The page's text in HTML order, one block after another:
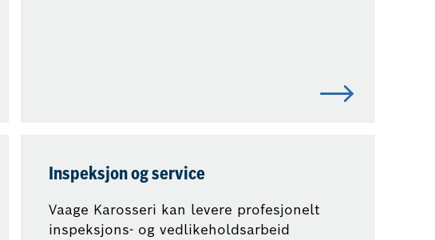
Inspeksjon og service
Vaage Karosseri kan levere profesjonelt
inspeksjons- og vedlikeholdsarbeid